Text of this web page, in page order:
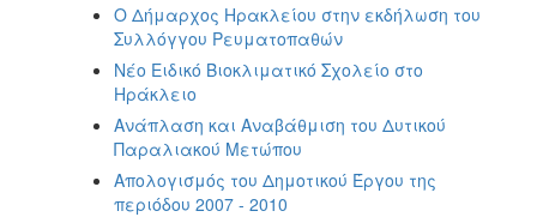
Ο Δήμαρχος Ηρακλείου στην εκδήλωση του
Συλλόγγου Ρευματοπαθών
Νέο Ειδικό Βιοκλιματικό Σχολείο στο
Ηράκλειο
Ανάπλαση και Aναβάθμιση του Δυτικού
Παραλιακού Μετώπου
Απολογισμός του Δημοτικού Έργου της
περιόδου 2007 - 2010